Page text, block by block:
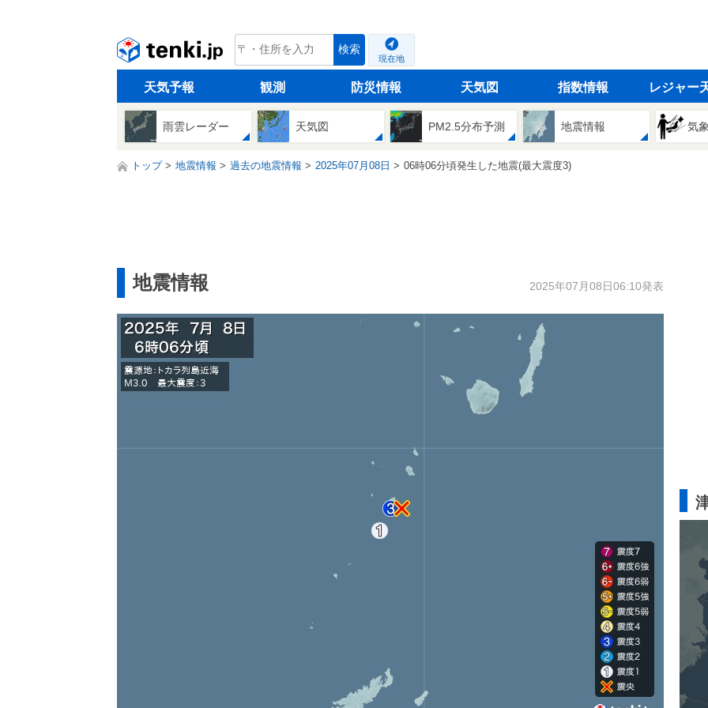
tenki.jp 検索
現在地
天気予報 観測 防災情報 天気図 指数情報 レジャー
雨雲レーダー 天気図 PM2.5分布予測 地震情報 気
トップ 地震情報 過去の地震情報 2025年07月08日 06時06分頃発生した地震(最大震度3)
地震情報 2025年07月08日06:10発表